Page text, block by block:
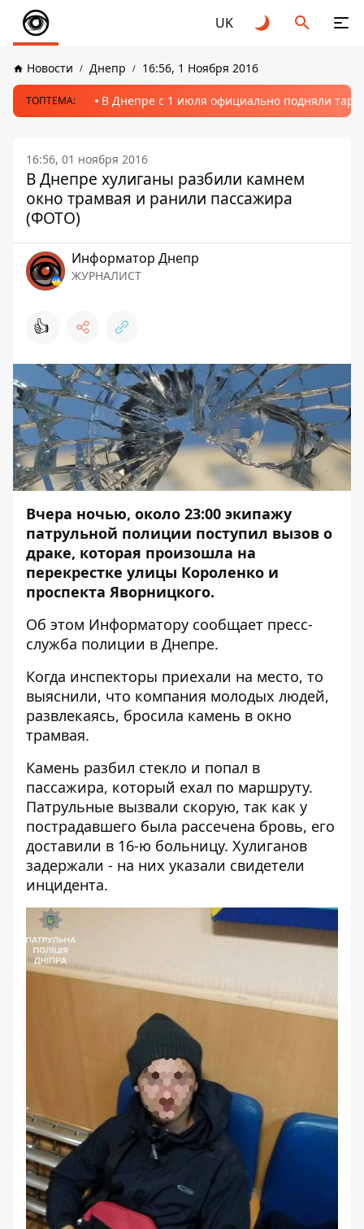
UK
Новости Днепр 16:56, 1 Ноября 2016
ТОПТЕМА: В Днепре с 1 июля официально подняли
16:56, 01 ноября 2016
В Днепре хулиганы разбили камнем
окно трамвая и ранили пассажира
(ФОТО)
Информатор Днепр
ЖУРНАЛИСТ
👍
Вчера ночью, около 23:00 экипажу
патрульной полиции поступил вызов о
драке, которая произошла на
перекрестке улицы Короленко и
проспекта Яворницкого.
Об этом Информатору сообщает пресс-
служба полиции в Днепре.
Когда инспекторы приехали на место, то
выяснили, что компания молодых людей,
развлекаясь, бросила камень в окно
трамвая.
Камень разбил стекло и попал в
пассажира, который ехал по маршруту.
Патрульные вызвали скорую, так как у
пострадавшего была рассечена бровь, его
доставили в 16-ю больницу. Хулиганов
задержали - на них указали свидетели
инцидента.